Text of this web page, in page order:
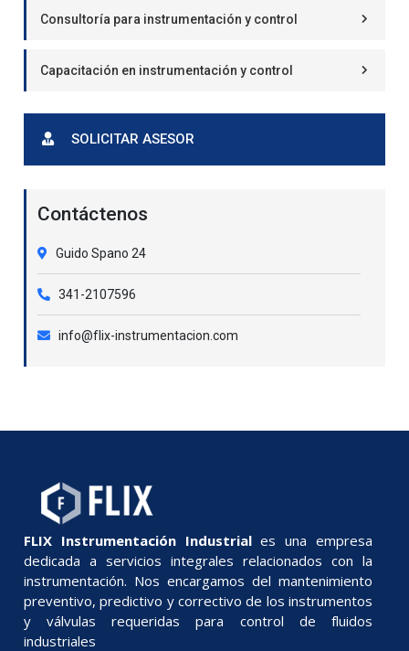
Consultoría para instrumentación y control
Capacitación en instrumentación y control
SOLICITAR ASESOR
Contáctenos
Guido Spano 24
341-2107596
info@flix-instrumentacion.com
FLIX Instrumentación Industriales una empresa
dedicada a servicios integrales relacionados con la
instrumentación. Nos encargamos del mantenimiento
preventivo, predictivo y correctivo de los instrumentos
y válvulas requeridas para control de fluidos
industriales